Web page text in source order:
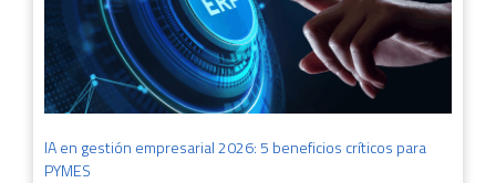
IA en gestión empresarial 2026: 5 beneficios críticos para
PYMES